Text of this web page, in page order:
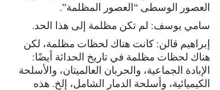
العصور الوسطى “العصور المظلمة”.
سامي يوسف: لم تكن مظلمة إلى هذا الحد.
إبراهيم قالن: كانت هناك لحظات مظلمة، لكن
هناك لحظات مظلمة في تاريخ الحداثة أيضًا:
الإبادة الجماعية، والحربان العالميتان، والأسلحة
الكيميائية، وأسلحة الدمار الشامل، إلخ. هذه